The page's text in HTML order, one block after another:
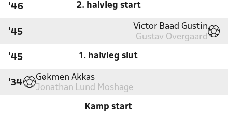
'46 2. halvleg start
'45
Victor Baad Gustin
Gustav Overgaard
'45 1. halvleg slut
'34
Gøkmen Akkas
Jonathan Lund Moshage
Kamp start